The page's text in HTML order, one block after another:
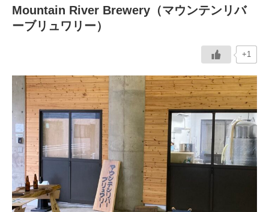
ショッピング
特集
連載
中央線フェス
イベント情報
おしらせ
Mountain River Brewery（マウンテンリバ
ーブリュワリー）
+1